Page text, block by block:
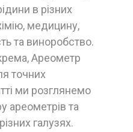
в різних
медицину,
та виноробство.
Ареометр
точних
ми розглянемо
ареометрів та
галузях.